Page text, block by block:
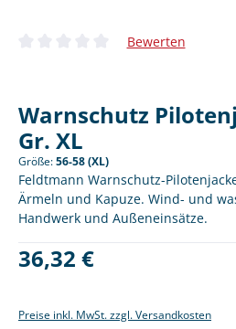
Durchschnittliche Bewertung von 0
Bewerten
Warnschutz
Gr. XL
Größe:56-58 (XL)
Feldtmann Warnschutz-
Ärmeln und Kapuze. Wind- und
Handwerk und Außeneinsätze.
Regulärer Preis:
36,32 €
Preise inkl. MwSt. zzgl. Versandkosten